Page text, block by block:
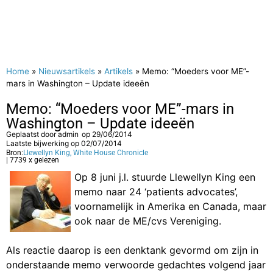
Home » Nieuwsartikels » Artikels » Memo: “Moeders voor ME”-
mars in Washington – Update ideeën
Memo: “Moeders voor ME”-mars in
Washington – Update ideeën
Geplaatst dooradmin op 29/06/2014
Laatste bijwerking op 02/07/2014
Bron: Llewellyn King, White House Chronicle
| 7739 x gelezen
Op 8 juni j.l. stuurde Llewellyn King een
memo naar 24 ‘patients advocates’,
voornamelijk in Amerika en Canada, maar
ook naar de ME/cvs Vereniging.
Als reactie daarop is een denktank gevormd om zijn in
onderstaande memo verwoorde gedachtes volgend jaar